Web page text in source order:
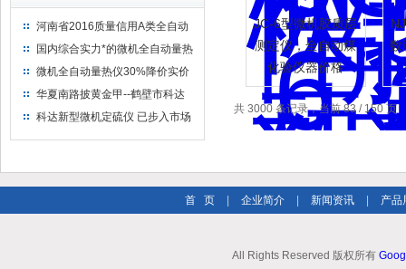
河南省2016质量信用A类全自动
量热仪
国内综合实力*的微机全自动量热
仪制造企业
微机全自动量热仪30%降价实价
出售
华夏南路披黄金甲--鹤壁市科达
仪器仪表有限公司
科达新型微机定硫仪 已步入市场
JC-6型微机胶质层
测定仪，全自动煤
化验仪器价格
数
共 3000 条记录，当前 83 / 150 页
首 页 企业简介 新闻资讯 产品
All Rights Reserved 版权所有